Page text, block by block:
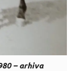
– arhiva